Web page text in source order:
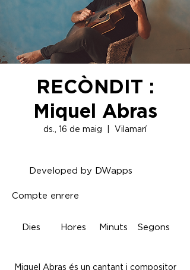
RECÒNDIT :
Miquel Abras
ds., 16 de maig Vilamarí
Segons
Minuts
Hores
Dies
Compte enrere
Developed by DWapps
Miquel Abras és un cantant i compositor